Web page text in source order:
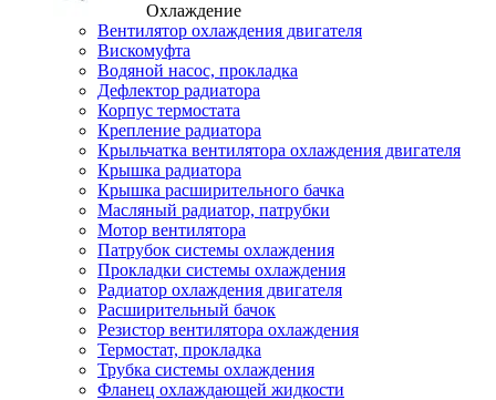
Охлаждение
Вентилятор охлаждения двигателя
Вискомуфта
Водяной насос, прокладка
Дефлектор радиатора
Корпус термостата
Крепление радиатора
Крыльчатка вентилятора охлаждения двигателя
Крышка радиатора
Крышка расширительного бачка
Масляный радиатор, патрубки
Мотор вентилятора
Патрубок системы охлаждения
Прокладки системы охлаждения
Радиатор охлаждения двигателя
Расширительный бачок
Резистор вентилятора охлаждения
Термостат, прокладка
Трубка системы охлаждения
Фланец охлаждающей жидкости